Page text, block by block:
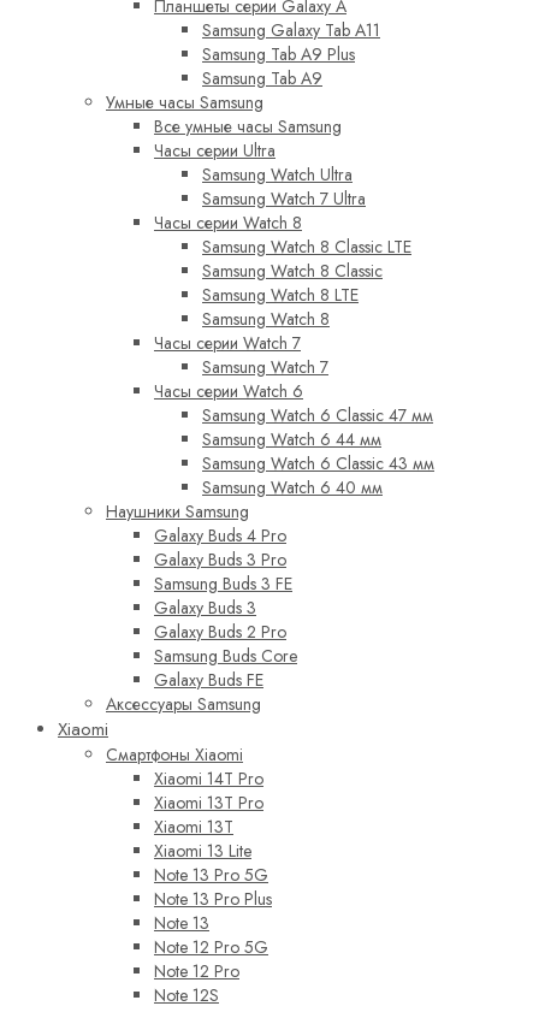
Планшеты серии Galaxy A
Samsung Galaxy Tab A11
Samsung Tab A9 Plus
Samsung Tab A9
Умные часы Samsung
Все умные часы Samsung
Часы серии Ultra
Samsung Watch Ultra
Samsung Watch 7 Ultra
Часы серии Watch 8
Samsung Watch 8 Classic LTE
Samsung Watch 8 Classic
Samsung Watch 8 LTE
Samsung Watch 8
Часы серии Watch 7
Samsung Watch 7
Часы серии Watch 6
Samsung Watch 6 Classic 47 мм
Samsung Watch 6 44 мм
Samsung Watch 6 Classic 43 мм
Samsung Watch 6 40 мм
Наушники Samsung
Galaxy Buds 4 Pro
Galaxy Buds 3 Pro
Samsung Buds 3 FE
Galaxy Buds 3
Galaxy Buds 2 Pro
Samsung Buds Core
Galaxy Buds FE
Аксессуары Samsung
Xiaomi
Смартфоны Xiaomi
Xiaomi 14T Pro
Xiaomi 13T Pro
Xiaomi 13T
Xiaomi 13 Lite
Note 13 Pro 5G
Note 13 Pro Plus
Note 13
Note 12 Pro 5G
Note 12 Pro
Note 12S